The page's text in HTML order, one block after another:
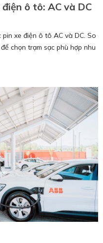
ô tô: AC và DC
xe điện ô tô AC và DC. So
chọn trạm sạc phù hợp nhu